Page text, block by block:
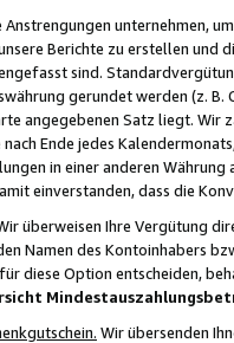
unternehmen,
Berichte zu erstellen und
sind.
gerundet werden (z.
angegebenen Satz liegt.
Ende jedes
in einer anderen
einverstanden, dass die
überweisen Ihre Vergütung
Namen des Kontoinhabers
diese Option entscheiden,
Wir übersenden